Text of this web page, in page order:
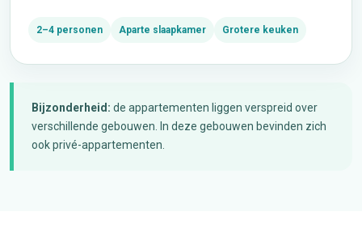
2–4 personen Aparte slaapkamer Grotere keuken
Bijzonderheid: de appartementen liggen verspreid over
verschillende gebouwen. In deze gebouwen bevinden zich
ook privé-appartementen.